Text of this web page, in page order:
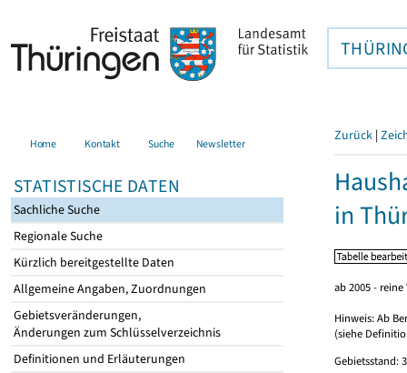
Home Kontakt Suche Newsletter
STATISTISCHE DATEN
Sachliche Suche
Regionale Suche
Kürzlich bereitgestellte Daten
Allgemeine Angaben, Zuordnungen
Gebietsveränderungen,
Änderungen zum Schlüsselverzeichnis
Definitionen und Erläuterungen
Zurück |
in
ab 2005 -
Hinweis: Ab
(siehe
Gebietsstand: